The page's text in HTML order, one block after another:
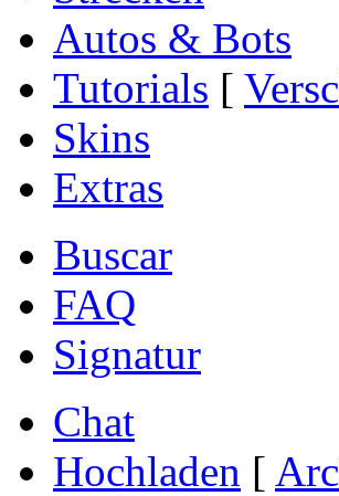
Autos & Bots
Tutorials [
Skins
Extras
Buscar
FAQ
Signatur
Chat
Hochladen [